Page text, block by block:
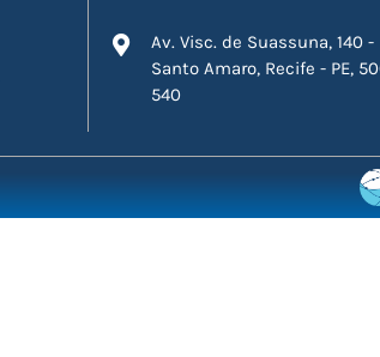
Av. Visc. de Suassuna, 140 -
Santo Amaro, Recife - PE,
540